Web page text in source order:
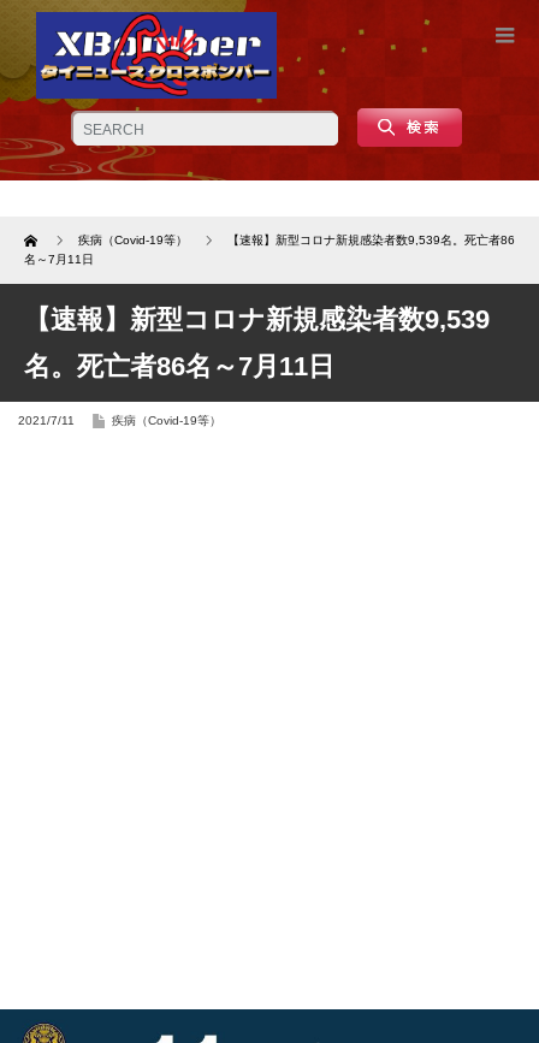
Home 疾病（Covid-19等）
【速報】新型コロナ新規感染者数9,539名。死亡者86
名～7月11日
【速報】新型コロナ新規感染者数9,539
名。死亡者86名～7月11日
2021/7/11 疾病（Covid-19等）